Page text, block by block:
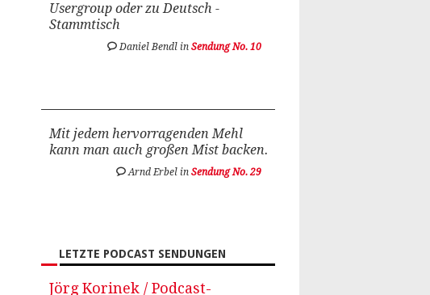
Usergroup oder zu Deutsch -
Stammtisch
Daniel Bendl inSendung No. 10
Mit jedem hervorragenden Mehl
kann man auch großen Mist backen.
Arnd Erbel inSendung No. 29
LETZTE PODCAST SENDUNGEN
Jörg Korinek / Podcast-